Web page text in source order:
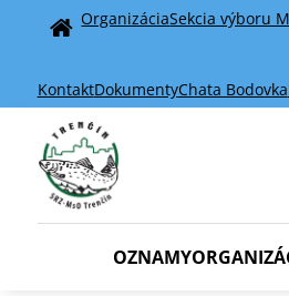
Home
OrganizáciaSekcia výboru
KontaktDokumentyChata Bodovka
OZNAMY